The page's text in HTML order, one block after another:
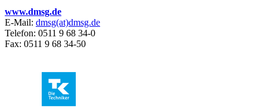
www.dmsg.de
E-Mail: dmsg(at)dmsg.de
Telefon: 0511 9 68 34-0
Fax: 0511 9 68 34-50